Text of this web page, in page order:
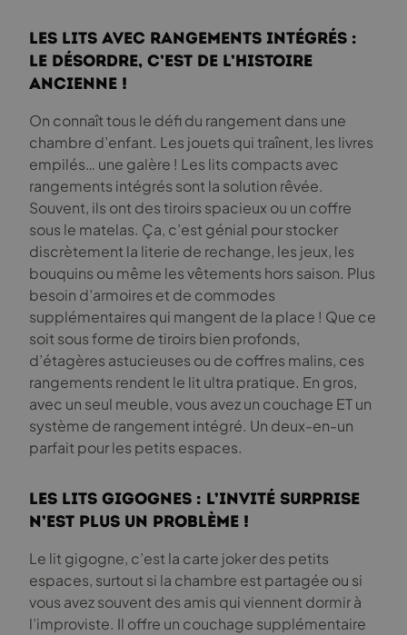
Les lits avec rangements intégrés :
Le désordre, c’est de l’histoire
ancienne !
On connaît tous le défi du rangement dans une
chambre d’enfant. Les jouets qui traînent, les livres
empilés… une galère ! Les lits compacts avec
rangements intégrés sont la solution rêvée.
Souvent, ils ont des tiroirs spacieux ou un coffre
sous le matelas. Ça, c’est génial pour stocker
discrètement la literie de rechange, les jeux, les
bouquins ou même les vêtements hors saison. Plus
besoin d’armoires et de commodes
supplémentaires qui mangent de la place ! Que ce
soit sous forme de tiroirs bien profonds,
d’étagères astucieuses ou de coffres malins, ces
rangements rendent le lit ultra pratique. En gros,
avec un seul meuble, vous avez un couchage ET un
système de rangement intégré. Un deux-en-un
parfait pour les petits espaces.
Les lits gigognes : L’invité surprise
n’est plus un problème !
Le lit gigogne, c’est la carte joker des petits
espaces, surtout si la chambre est partagée ou si
vous avez souvent des amis qui viennent dormir à
l’improviste. Il offre un couchage supplémentaire